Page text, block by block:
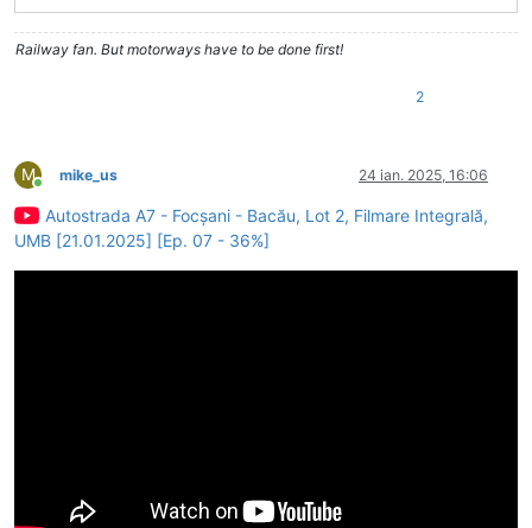
Railway fan. But motorways have to be done first!
2
M
Conectat
mike_us 24 ian. 2025, 16:06
Autostrada A7 - Focșani - Bacău, Lot 2, Filmare Integrală,
UMB [21.01.2025] [Ep. 07 - 36%]